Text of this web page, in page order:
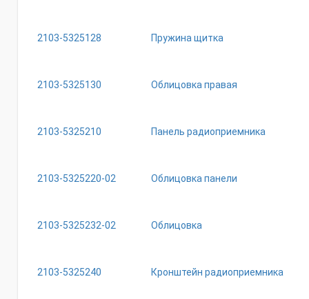
2103-5325128 Пружина щитка
2103-5325130 Облицовка правая
2103-5325210 Панель радиоприемника
2103-5325220-02 Облицовка панели
2103-5325232-02 Облицовка
2103-5325240 Кронштейн радиоприемника